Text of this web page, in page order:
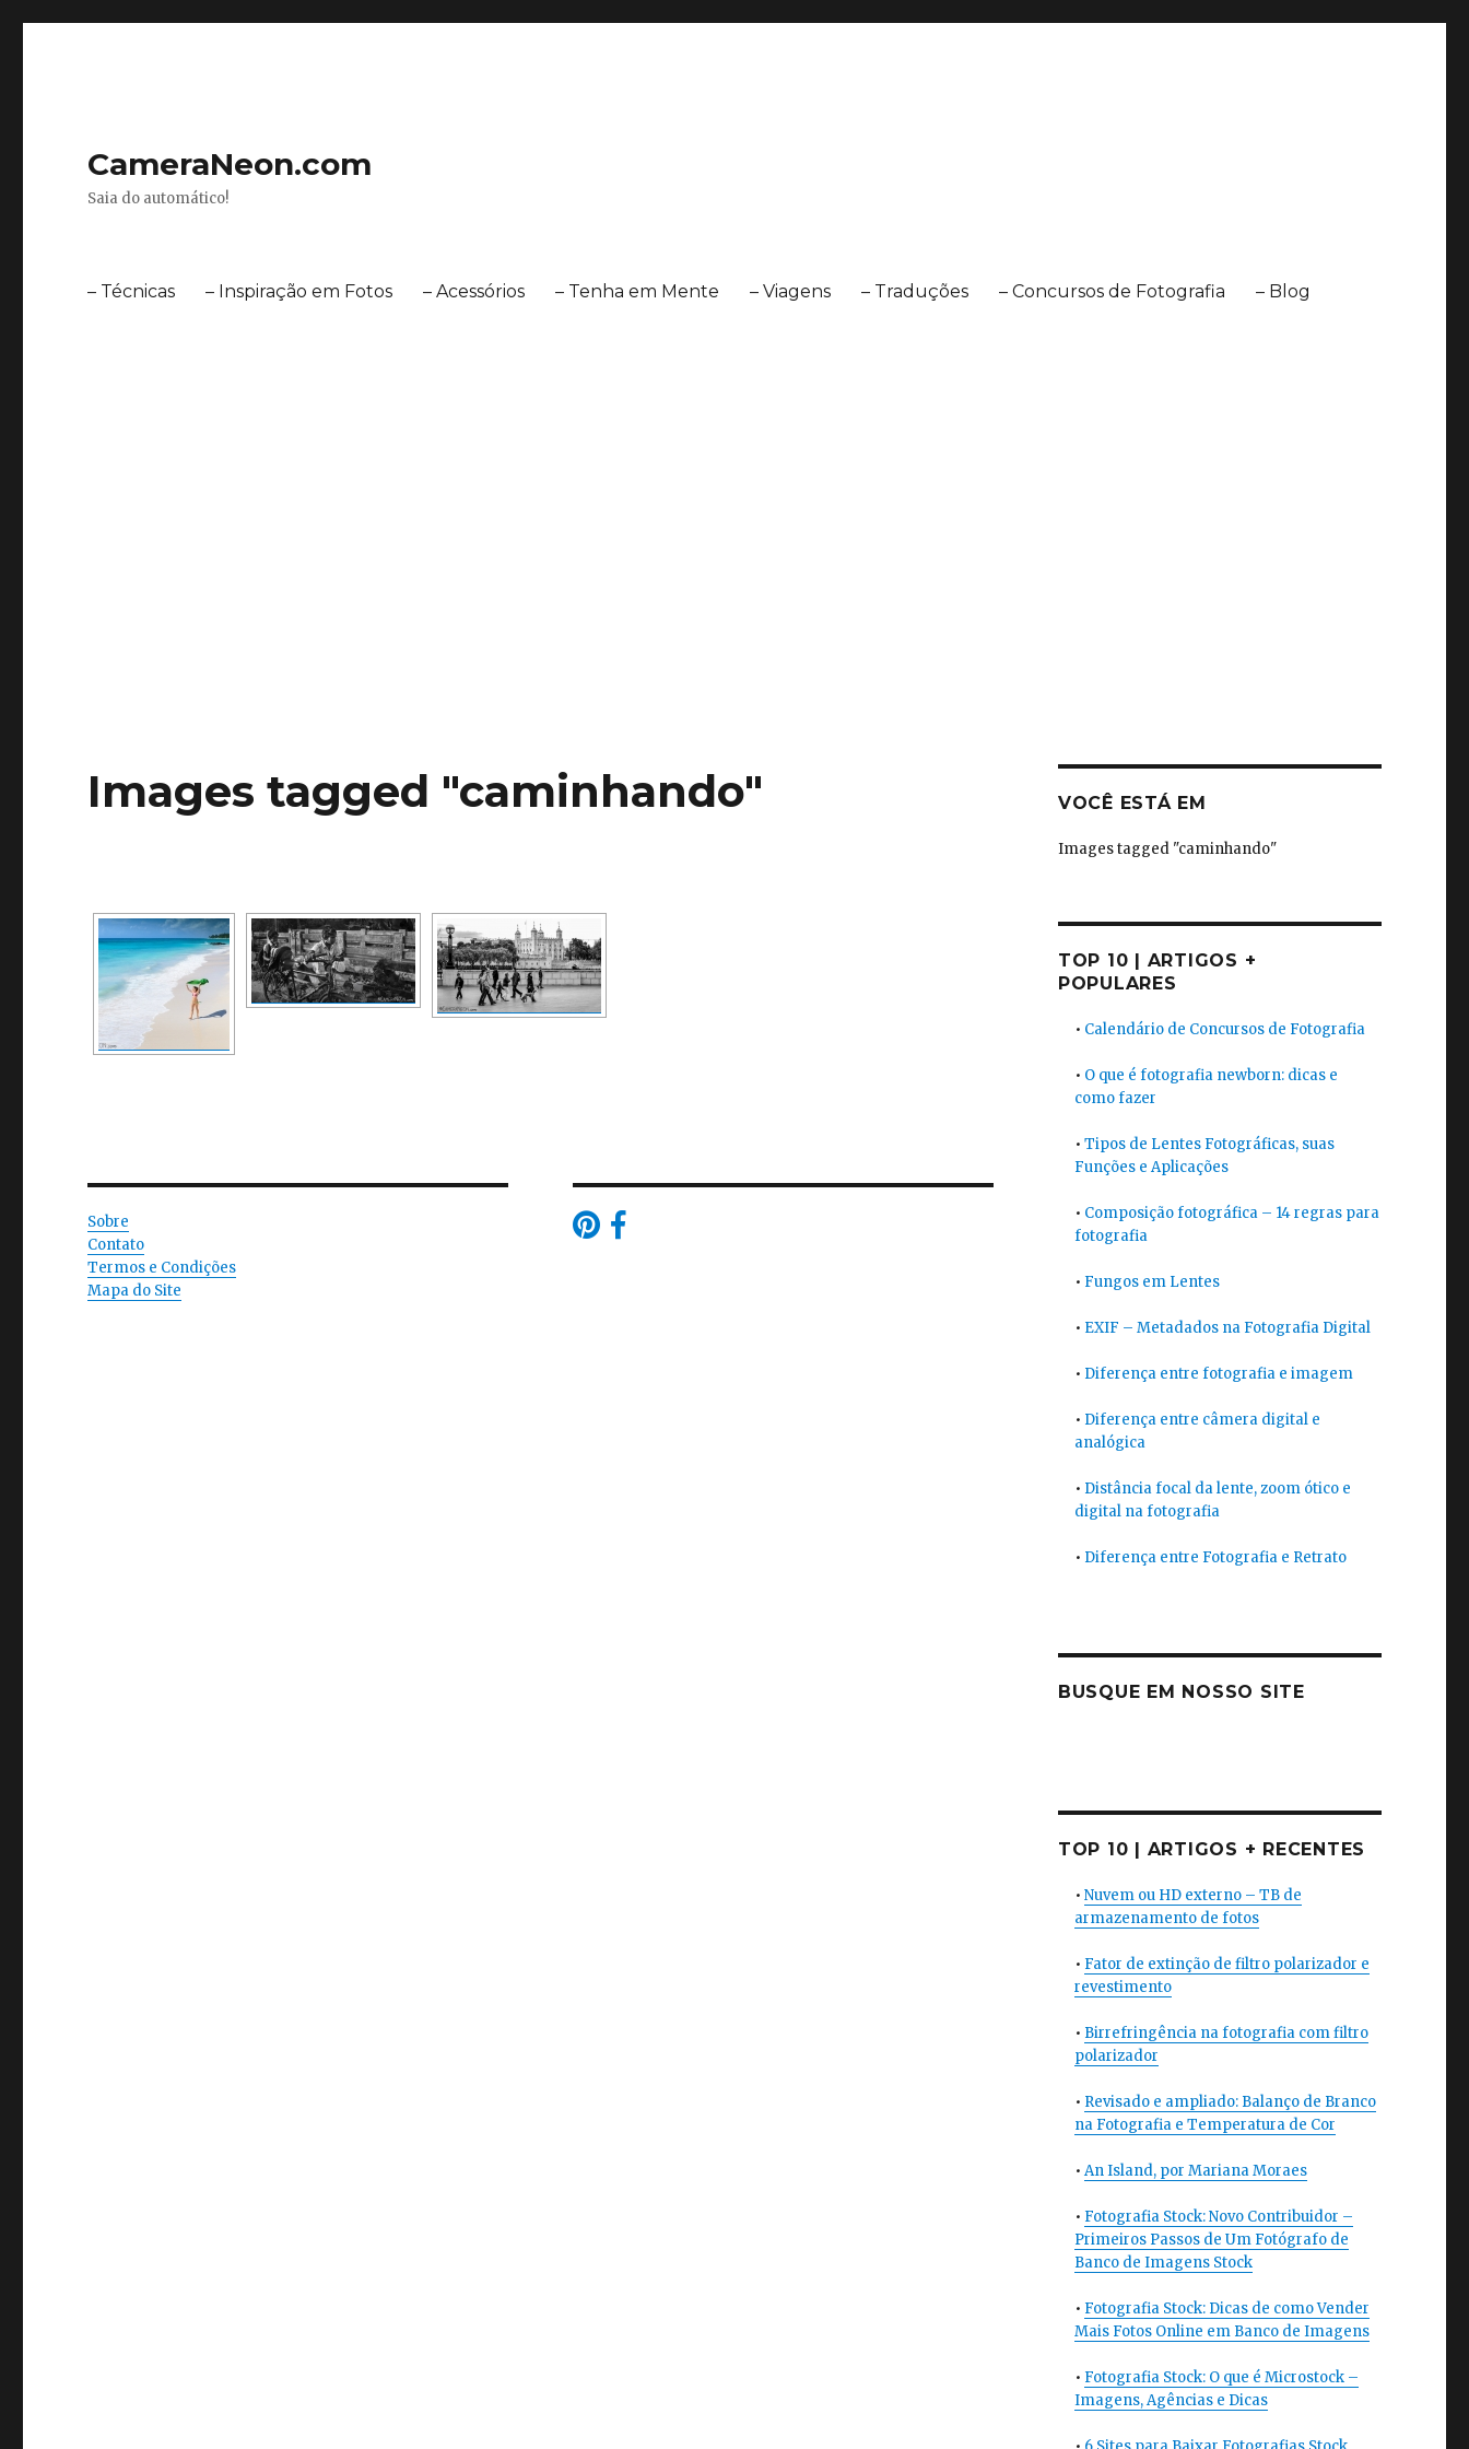
CameraNeon.com
Saia do automático!
– Técnicas – Inspiração em Fotos – Acessórios – Tenha em Mente – Viagens – Traduções – Concursos de Fotografia – Blog
Images tagged "caminhando"
Sobre
Contato
Termos e Condições
Mapa do Site
VOCÊ ESTÁ EM
Images tagged "caminhando"
TOP 10 | ARTIGOS +
POPULARES
• Calendário de Concursos de Fotografia
• O que é fotografia newborn: dicas e
como fazer
• Tipos de Lentes Fotográficas, suas
Funções e Aplicações
• Composição fotográfica – 14 regras para
fotografia
• Fungos em Lentes
• EXIF – Metadados na Fotografia Digital
• Diferença entre fotografia e imagem
• Diferença entre câmera digital e
analógica
• Distância focal da lente, zoom ótico e
digital na fotografia
• Diferença entre Fotografia e Retrato
BUSQUE EM NOSSO SITE
TOP 10 | ARTIGOS + RECENTES
• Nuvem ou HD externo – TB de
armazenamento de fotos
• Fator de extinção de filtro polarizador e
revestimento
• Birrefringência na fotografia com filtro
polarizador
• Revisado e ampliado: Balanço de Branco
na Fotografia e Temperatura de Cor
• An Island, por Mariana Moraes
• Fotografia Stock: Novo Contribuidor –
Primeiros Passos de Um Fotógrafo de
Banco de Imagens Stock
• Fotografia Stock: Dicas de como Vender
Mais Fotos Online em Banco de Imagens
• Fotografia Stock: O que é Microstock –
Imagens, Agências e Dicas